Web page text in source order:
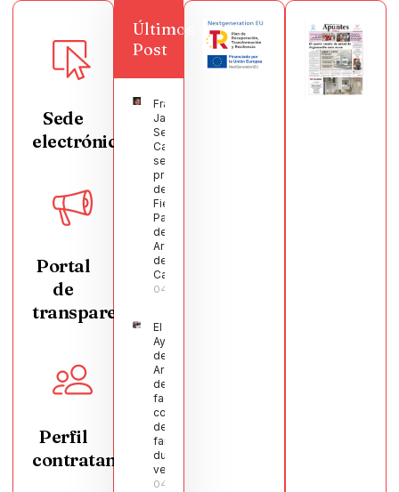
Sede
electrónica
Portal
de
transparencia
Perfil
contratante
Últimos
Post
Francisco
Javier
Segura
Castellanos
será el
pregonero
de las
Fiestas
Patronales
de
Argamasilla
de
Calatrava
04/08/2026
El
Ayuntamiento
de
Argamasilla
de Calatrava
facilita la
conciliación
de 200
familias
durante el
verano
04/08/2026